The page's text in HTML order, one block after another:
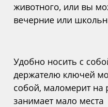
животного, или вы
вечерние или
Удобно носить с
держателю ключей
собой, маломерит на
занимает мало места